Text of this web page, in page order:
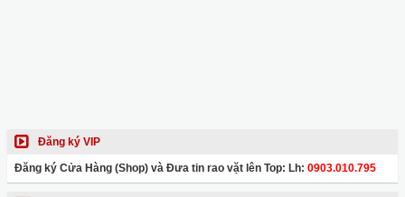
Đăng ký VIP
Đăng ký Cửa Hàng (Shop) và Đưa tin rao vặt lên Top: Lh: 0903.010.795